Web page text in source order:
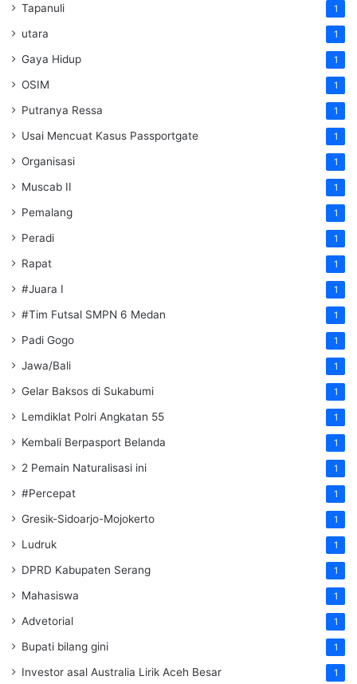
Tapanuli 1
utara 1
Gaya Hidup 1
OSIM 1
Putranya Ressa 1
Usai Mencuat Kasus Passportgate 1
Organisasi 1
Muscab II 1
Pemalang 1
Peradi 1
Rapat 1
#Juara I 1
#Tim Futsal SMPN 6 Medan 1
Padi Gogo 1
Jawa/Bali 1
Gelar Baksos di Sukabumi 1
Lemdiklat Polri Angkatan 55 1
Kembali Berpasport Belanda 1
2 Pemain Naturalisasi ini 1
#Percepat 1
Gresik-Sidoarjo-Mojokerto 1
Ludruk 1
DPRD Kabupaten Serang 1
Mahasiswa 1
Advetorial 1
Bupati bilang gini 1
Investor asal Australia Lirik Aceh Besar 1